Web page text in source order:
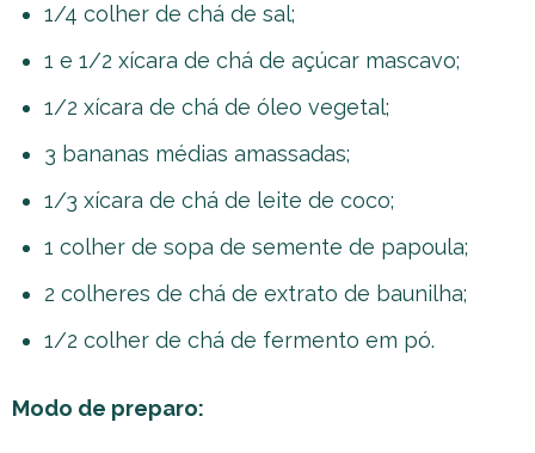
1/4 colher de chá de sal;
1 e 1/2 xícara de chá de açúcar mascavo;
1/2 xícara de chá de óleo vegetal;
3 bananas médias amassadas;
1/3 xícara de chá de leite de coco;
1 colher de sopa de semente de papoula;
2 colheres de chá de extrato de baunilha;
1/2 colher de chá de fermento em pó.
Modo de preparo: